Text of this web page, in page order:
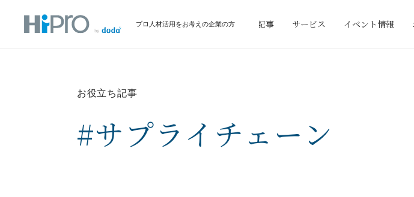
プロ人材活用をお考えの企業の方
サービス イベント情報 お役立ち記事 サービス イベント情報
お役立ち記事
#サプライチェーン